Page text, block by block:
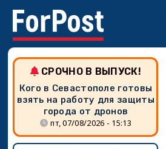
СРОЧНО В ВЫПУСК!
Кого в Севастополе готовы
взять на работу для защиты
города от дронов
пт, 07/08/2026 - 15:13